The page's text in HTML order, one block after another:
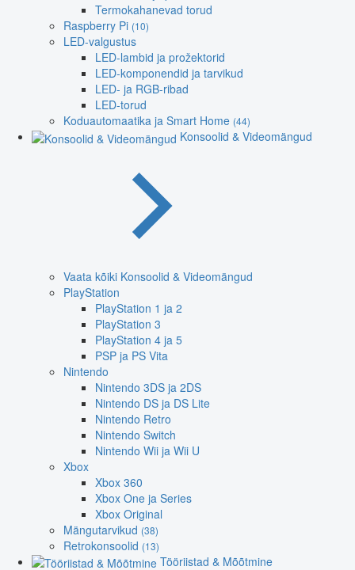
Termokahanevad torud
Raspberry Pi (10)
LED-valgustus
LED-lambid ja prožektorid
LED-komponendid ja tarvikud
LED- ja RGB-ribad
LED-torud
Koduautomaatika ja Smart Home (44)
Konsoolid & Videomängud
Vaata kõiki Konsoolid & Videomängud
PlayStation
PlayStation 1 ja 2
PlayStation 3
PlayStation 4 ja 5
PSP ja PS Vita
Nintendo
Nintendo 3DS ja 2DS
Nintendo DS ja DS Lite
Nintendo Retro
Nintendo Switch
Nintendo Wii ja Wii U
Xbox
Xbox 360
Xbox One ja Series
Xbox Original
Mängutarvikud (38)
Retrokonsoolid (13)
Tööriistad & Mõõtmine